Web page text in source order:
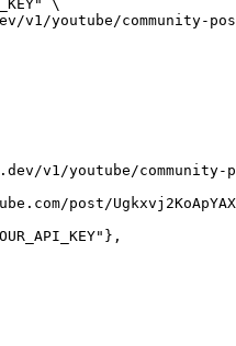
\
v1/youtube/community-
v1/youtube/community-
post/